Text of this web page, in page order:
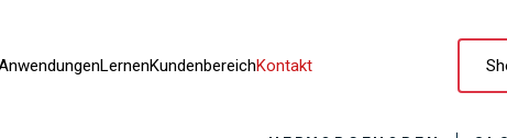
LernenKundenbereichKontakt